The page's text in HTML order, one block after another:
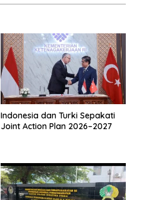
Indonesia dan Turki Sepakati
Joint Action Plan 2026–2027